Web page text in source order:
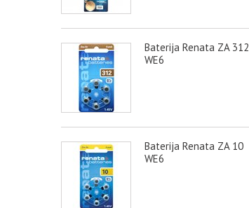
Baterija Renata ZA 312
WE6
Baterija Renata ZA 10
WE6